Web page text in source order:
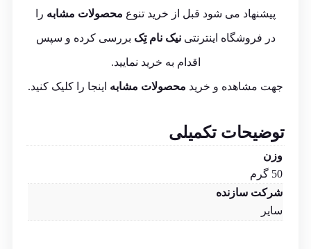
پیشنهاد می شود قبل از خرید تنوع محصولات مشابه را
در فروشگاه اینترنتینیک نام تِک بررسی کرده و سپس
اقدام به خرید نمایید.
جهت مشاهده و خرید محصولات مشابه اینجا را کلیک کنید.
توضیحات تکمیلی
وزن
50 گرم
شرکت سازنده
سایر